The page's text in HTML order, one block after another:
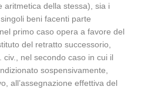
aritmetica della stessa), sia i
beni facenti parte
primo caso opera a favore del
del retratto successorio,
civ., nel secondo caso in cui il
sospensivamente,
all’assegnazione effettiva del